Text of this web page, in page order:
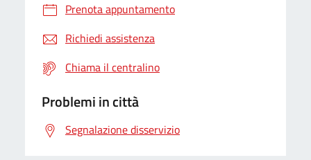
Prenota appuntamento
Richiedi assistenza
Chiama il centralino
Problemi in città
Segnalazione disservizio